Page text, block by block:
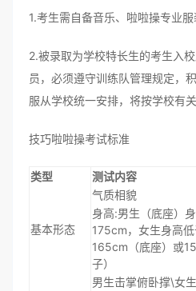
1.考生需自备音乐、啦啦操专业服
2.被录取为学校特长生的考生入
员，必须遵守训练队管理规定，
服从学校统一安排，将按学校有
技巧啦啦操考试标准
类型 测试内容
基本形态
气质相貌
身高:男生（底座）
175cm，女生身高
165cm（底座）或
子）
男生击掌俯卧撑\女